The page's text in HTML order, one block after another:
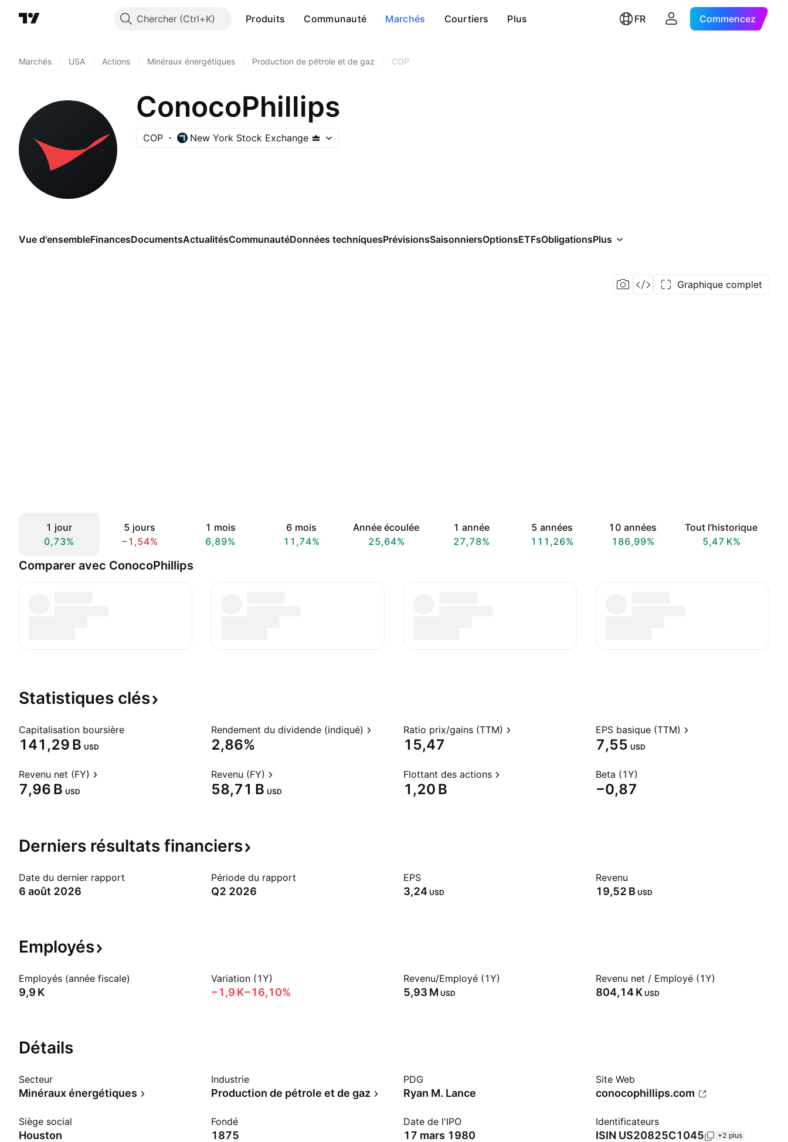
Chercher Produits Communauté Marchés Courtiers Plus FR Commencez
Marchés USA Actions Minéraux énergétiques Production de pétrole et de gaz COP
ConocoPhillips
COP New York Stock Exchange
Vue d'ensembleFinancesDocumentsActualitésCommunautéDonnées techniquesPrévisionsSaisonniersOptionsETFsObligationsPlus
Graphique complet
1 jour
0,73%
5 jours
−1,54%
1 mois
6,89%
6 mois
11,74%
Année écoulée
25,64%
1 année
27,78%
5 années
111,26%
10 années
186,99%
Tout l'historique
‪5,47 K‬%
Comparer avec ConocoPhillips
Statistiques clés
Capitalisation boursière
‪141,29 B‬ USD
Rendement du dividende (indiqué)
2,86%
Ratio prix/gains (TTM)
15,47
EPS basique (TTM)
7,55 USD
Revenu net (FY)
‪7,96 B‬ USD
Revenu (FY)
‪58,71 B‬ USD
Flottant des actions
‪1,20 B‬
Beta (1Y)
−0,87
Derniers résultats financiers
Date du dernier rapport
6 août 2026
Période du rapport
Q2 2026
EPS
3,24 USD
Revenu
‪19,52 B‬ USD
Employés
Employés (année fiscale)
‪9,9 K‬
Variation (1Y)
‪−1,9 K‬−16,10%
Revenu/Employé (1Y)
‪5,93 M‬ USD
Revenu net / Employé (1Y)
‪804,14 K‬ USD
Détails
Secteur
Minéraux énergétiques
Industrie
Production de pétrole et de gaz
PDG
Ryan M. Lance
Site Web
conocophillips.com
Siège social
Houston
Fondé
1875
Date de l'IPO
17 mars 1980
Identificateurs
ISIN US20825C1045 +2 plus